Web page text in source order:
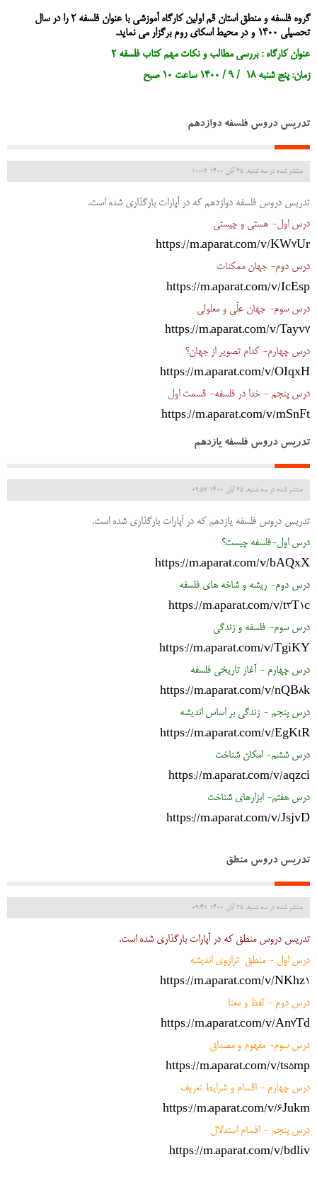
گروه فلسفه و منطق استان قم اولین کارگاه آموزشی با عنوان فلسفه 2 را در سال
تحصیلی 1400 و در محیط اسکای روم برگزار می نماید.
عنوان کارگاه : بررسی مطالب و نکات مهم کتاب فلسفه 2
زمان: پنج شنبه 18 / 9 / 1400 ساعت 10 صبح
تدریس دروس فلسفه دوازدهم
منتشر شده در سه شنبه, 25 آبان 1400 10:02
تدریس دروس فلسفه دوازدهم که در آپارات بارگذاری شده است.
درس اول- هستی و چیستی
https://m.aparat.com/v/KW7Ur
درس دوم- جهان ممکنات
https://m.aparat.com/v/IcEsp
درس سوم- جهان علّی و معلولی
https://m.aparat.com/v/Tayv7
درس چهارم- کدام تصویر از جهان؟
https://m.aparat.com/v/OIqxH
درس پنجم - خدا در فلسفه- قسمت اول
https://m.aparat.com/v/mSnFt
تدریس دروس فلسفه یازدهم
منتشر شده در سه شنبه, 25 آبان 1400 09:52
تدریس دروس فلسفه یازدهم که در آپارات بارگذاری شده است.
درس اول-فلسفه چیست؟
https://m.aparat.com/v/bAQxX
درس دوم- ریشه و شاخه های فلسفه
https://m.aparat.com/v/t3T1c
درس سوم- فلسفه و زندگی
https://m.aparat.com/v/TgiKY
درس چهارم - آغاز تاریخی فلسفه
https://m.aparat.com/v/nQB8k
درس پنجم - زندگی بر اساس اندیشه
https://m.aparat.com/v/EgKtR
درس ششم- امکان شناخت
https://m.aparat.com/v/aqzci
درس هفتم- ابزارهای شناخت
https://m.aparat.com/v/JsjvD
تدریس دروس منطق
منتشر شده در سه شنبه, 25 آبان 1400 09:41
تدریس دروس منطق که در آپارات بارگذاری شده است.
درس اول - منطق ترازوی اندیشه
https://m.aparat.com/v/NKhz1
درس دوم - لفظ و معنا
https://m.aparat.com/v/An7Td
درس سوم- مفهوم و مصداق
https://m.aparat.com/v/ts5mp
درس چهارم - اقسام و شرایط تعریف
https://m.aparat.com/v/6Jukm
درس پنجم - اقسام استدلال
https://m.aparat.com/v/bdliv